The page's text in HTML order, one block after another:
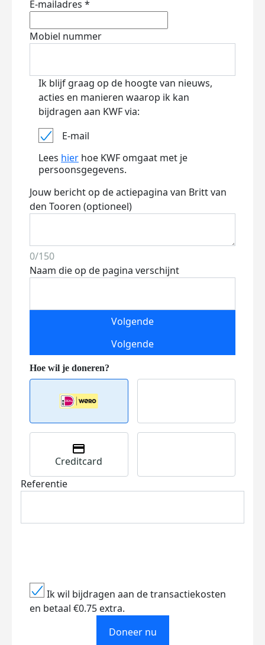
E-mailadres *
Mobiel nummer
Ik blijf graag op de hoogte van nieuws,
acties en manieren waarop ik kan
bijdragen aan KWF via:
E-mail
Lees hier hoe KWF omgaat met je
persoonsgegevens.
Jouw bericht op de actiepagina van Britt van
den Tooren (optioneel)
0/150
Naam die op de pagina verschijnt
Volgende
Volgende
Creditcard
Referentie
Ik wil bijdragen aan de transactiekosten
en betaal €0.75 extra.
Doneer nu